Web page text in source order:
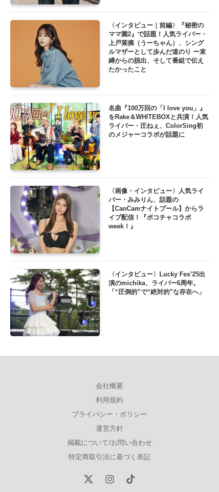
〈インタビュー｜前編〉『秘密の
ママ園2』で話題！人気ライバー・
上戸菜摘（うーちゃん）、シング
ルマザーとして歩んだ道のり ー束
縛からの脱出、そして番組で伝え
たかったこと
名曲『100万回の「I love you」』
をRake＆WHITEBOXと共演！人気
ライバー・圧ねぇ、ColorSing初
のメジャーコラボが話題に
〈画像・インタビュー〉人気ライ
バー・みみりん、話題の
【CanCamナイトプール】からラ
イブ配信！『ポコチャコラボ
week！』
〈インタビュー〉Lucky Fes’25出
演のmichika、ライバー6周年。
「“圧倒的”で“絶対的”な存在へ」
会社概要
利用規約
プライバシー・ポリシー
運営方針
掲載について/お問い合わせ
特定商取引法に基づく表記
X
InstagramTikTok